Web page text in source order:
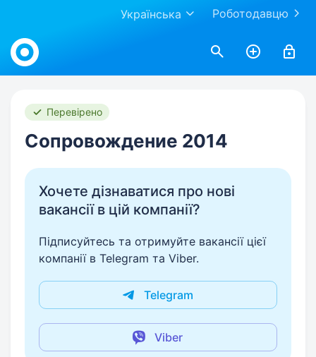
Роботодавцю
Українська
Work.ua
Перевірено
Сопровождение 2014
Хочете дізнаватися про нові
вакансії в цій компанії?
Підписуйтесь та отримуйте вакансії цієї
компанії в Telegram та Viber.
Telegram
Viber